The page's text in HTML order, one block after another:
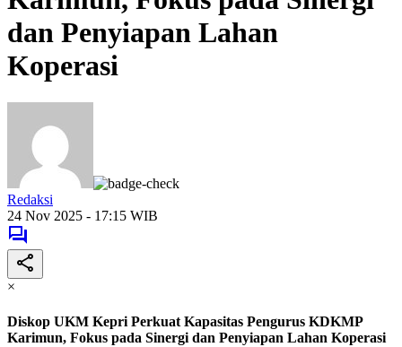
dan Penyiapan Lahan
Koperasi
Redaksi
24 Nov 2025 - 17:15 WIB
×
Diskop UKM Kepri Perkuat Kapasitas Pengurus KDKMP
Karimun, Fokus pada Sinergi dan Penyiapan Lahan Koperasi